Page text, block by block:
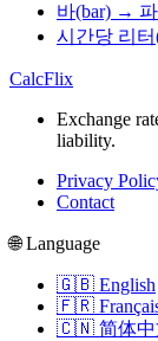
바(bar) →
시간당 리
CalcFlix
Exchange
liability.
Privacy
Contact
🌐 Language
🇬🇧 English
🇫🇷
🇨🇳 简体中